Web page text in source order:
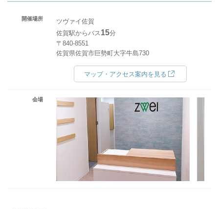
開催場所
ツヴァイ佐賀
佐賀駅からバス 15分
〒840-8551
佐賀県佐賀市巨勢町大字牛島730
マップ・アクセス案内を見る
会場